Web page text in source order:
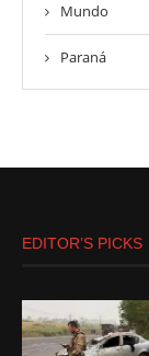
Mundo
Paraná
EDITOR’S PICKS